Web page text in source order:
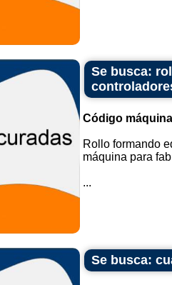
Se busca:
Código
Rollo formando
máquina para
...
Se busca: